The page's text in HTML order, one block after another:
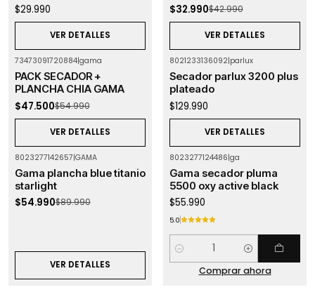
$29.990
VER DETALLES
$32.990$42.990
VER DETALLES
Agotado
73473091720884|gama
PACK SECADOR +
PLANCHA CHIA GAMA
$47.500$54.990
VER DETALLES
8021233136092|parlux
Secador parlux 3200 plus
plateado
$129.990
VER DETALLES
Agotado
8023277142657|GAMA
Gama plancha blue titanio
starlight
$54.990$89.990
VER DETALLES
8023277124486|ga
Gama secador pluma
5500 oxy active black
$55.990
5.0
Cantidad
Comprar ahora